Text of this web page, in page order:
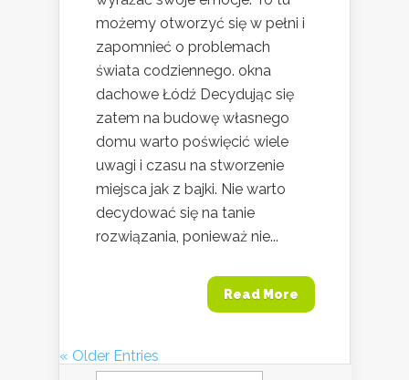
możemy otworzyć się w pełni i
zapomnieć o problemach
świata codziennego. okna
dachowe Łódź Decydując się
zatem na budowę własnego
domu warto poświęcić wiele
uwagi i czasu na stworzenie
miejsca jak z bajki. Nie warto
decydować się na tanie
rozwiązania, ponieważ nie...
Read More
« Older Entries
Szukaj: